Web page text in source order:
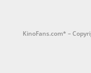
KinoFans.com* –